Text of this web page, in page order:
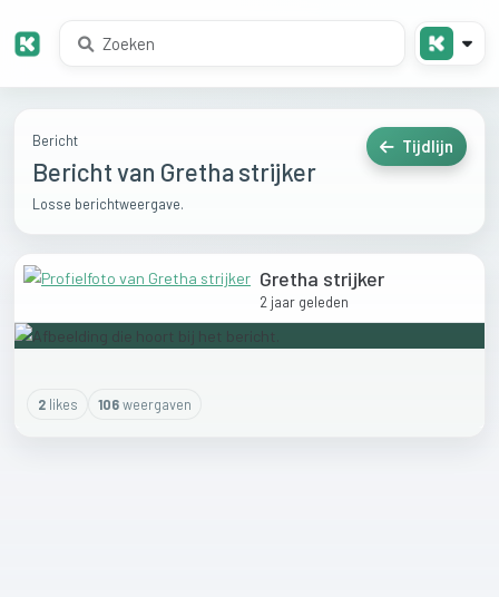
Bericht
Bericht van Gretha strijker
Losse berichtweergave.
Tijdlijn
Gretha strijker
2 jaar geleden
2likes 106weergaven